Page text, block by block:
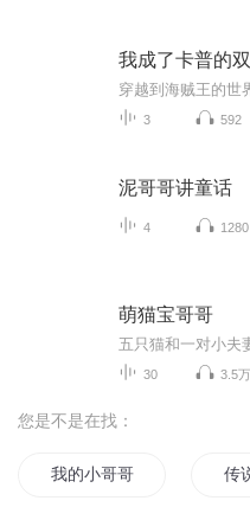
我成了卡普的
3 592
泥哥哥讲童话
4 1280
萌猫宝哥哥
五只猫和一对小夫
30 3.5万
您是不是在找：
我的小哥哥是明星 传